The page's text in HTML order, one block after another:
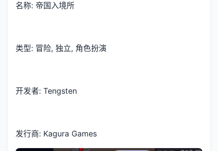
名称: 帝国入境所
类型: 冒险, 独立, 角色扮演
开发者: Tengsten
发行商: Kagura Games